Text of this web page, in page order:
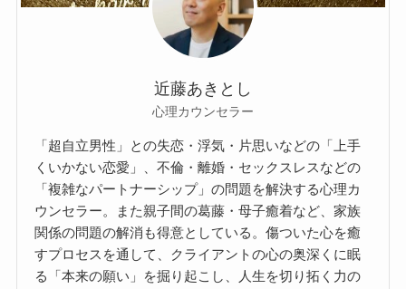
近藤あきとし
心理カウンセラー
「超自立男性」との失恋・浮気・片思いなどの「上手
くいかない恋愛」、不倫・離婚・セックスレスなどの
「複雑なパートナーシップ」の問題を解決する心理カ
ウンセラー。また親子間の葛藤・母子癒着など、家族
関係の問題の解消も得意としている。傷ついた心を癒
すプロセスを通して、クライアントの心の奥深くに眠
る「本来の願い」を掘り起こし、人生を切り拓く力の